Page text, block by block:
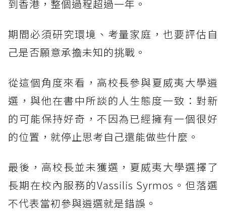
到香港，整個過程超過一年。
期間必須研究環境、考量家庭，也要評估自
己是否願意承擔未知的挑戰。
從這個角度來看，高校長參與夏威夷大學遴
選，與他在書中所談的人生態度一致：對新
的可能保持好奇，不因為已經擁有一個很好
的位置，就停止思考自己還能做些什麼。
最後，高校長並未獲選，夏威夷大學選擇了
長期在校內服務的Vassilis Syrmos。但落選
不代表當初參與遴選就是錯誤。